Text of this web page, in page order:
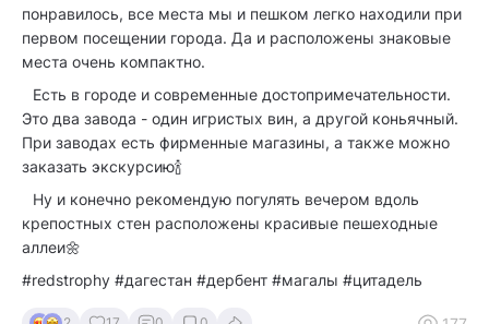
понравилось, все места мы и пешком легко находили при
первом посещении города. Да и расположены знаковые
места очень компактно.
⠀Есть в городе и современные достопримечательности.
Это два завода - один игристых вин, а другой коньячный.
При заводах есть фирменные магазины, а также можно
заказать экскурсию🍾
⠀Ну и конечно рекомендую погулять вечером вдоль
крепостных стен расположены красивые пешеходные
аллеи🌼
#redstrophy #дагестан #дербент #магалы #цитадель